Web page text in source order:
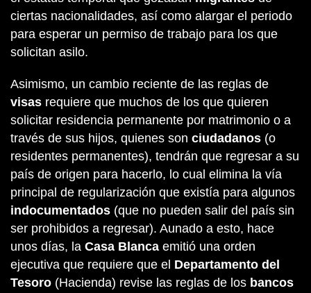
ciertas nacionalidades, así como alargar el periodo
para esperar un permiso de trabajo para los que
solicitan asilo.
Asimismo, un cambio reciente de las reglas de
visas requiere que muchos de los que quieren
solicitar residencia permanente por matrimonio o a
través de sus hijos, quienes son ciudadanos (o
residentes permanentes), tendrán que regresar a su
país de origen para hacerlo, lo cual elimina la vía
principal de regularización que existía para algunos
indocumentados (que no pueden salir del país sin
ser prohibidos a regresar). Aunado a esto, hace
unos días, la Casa Blanca emitió una orden
ejecutiva que requiere que el Departamento del
Tesoro (Hacienda) revise las reglas de los bancos